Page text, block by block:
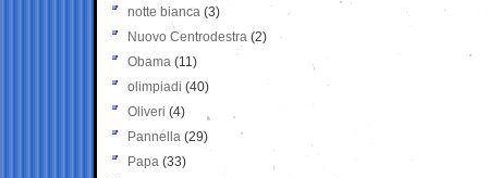
notte bianca (3)
Nuovo Centrodestra (2)
Obama (11)
olimpiadi (40)
Oliveri (4)
Pannella (29)
Papa (33)